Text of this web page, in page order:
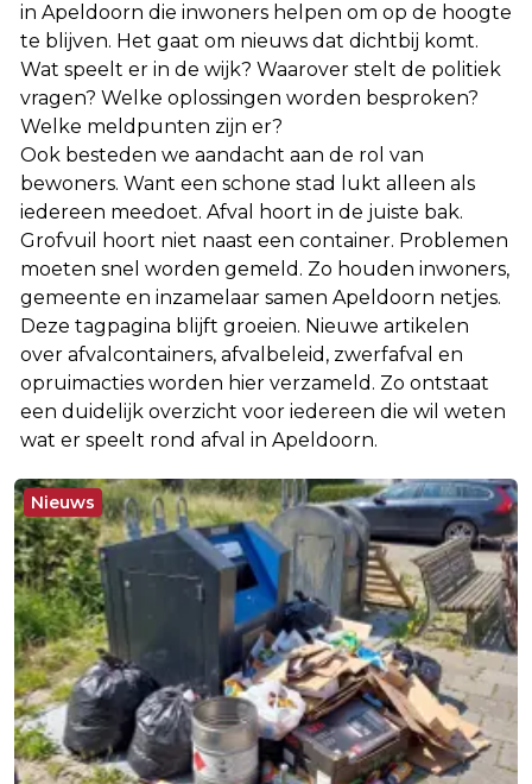
in Apeldoorn die inwoners helpen om op de hoogte
te blijven. Het gaat om nieuws dat dichtbij komt.
Wat speelt er in de wijk? Waarover stelt de politiek
vragen? Welke oplossingen worden besproken?
Welke meldpunten zijn er?
Ook besteden we aandacht aan de rol van
bewoners. Want een schone stad lukt alleen als
iedereen meedoet. Afval hoort in de juiste bak.
Grofvuil hoort niet naast een container. Problemen
moeten snel worden gemeld. Zo houden inwoners,
gemeente en inzamelaar samen Apeldoorn netjes.
Deze tagpagina blijft groeien. Nieuwe artikelen
over afvalcontainers, afvalbeleid, zwerfafval en
opruimacties worden hier verzameld. Zo ontstaat
een duidelijk overzicht voor iedereen die wil weten
wat er speelt rond afval in Apeldoorn.
Nieuws